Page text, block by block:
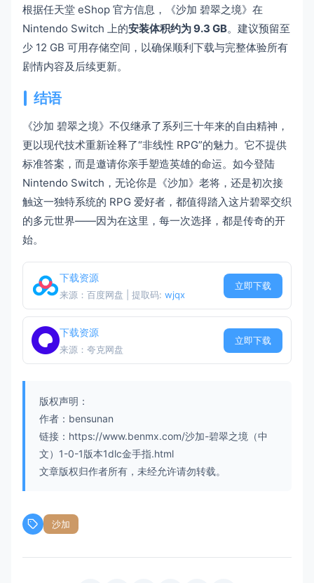
根据任天堂 eShop 官方信息，《沙加 碧翠之境》在
Nintendo Switch 上的安装体积约为 9.3 GB。建议预留至
少 12 GB 可用存储空间，以确保顺利下载与完整体验所有
剧情内容及后续更新。
结语
《沙加 碧翠之境》不仅继承了系列三十年来的自由精神，
更以现代技术重新诠释了“非线性 RPG”的魅力。它不提供
标准答案，而是邀请你亲手塑造英雄的命运。如今登陆
Nintendo Switch，无论你是《沙加》老将，还是初次接
触这一独特系统的 RPG 爱好者，都值得踏入这片碧翠交织
的多元世界——因为在这里，每一次选择，都是传奇的开
始。
下载资源
来源：百度网盘 | 提取码: wjqx
立即下载
下载资源
来源：夸克网盘
立即下载
版权声明：
作者：bensunan
链接：https://www.benmx.com/沙加-碧翠之境（中
文）1-0-1版本1dlc金手指.html
文章版权归作者所有，未经允许请勿转载。
沙加